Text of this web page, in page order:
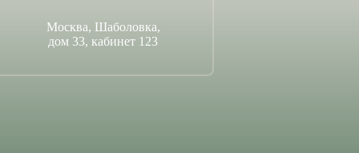
Москва, Шаболовка,
дом 33, кабинет 123